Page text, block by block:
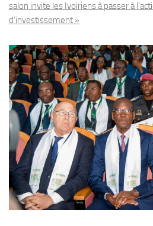
salon invite les Ivoiriens à passer à
d’investissement »